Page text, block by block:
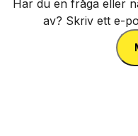
Har du en fråga eller
av? Skriv ett e-